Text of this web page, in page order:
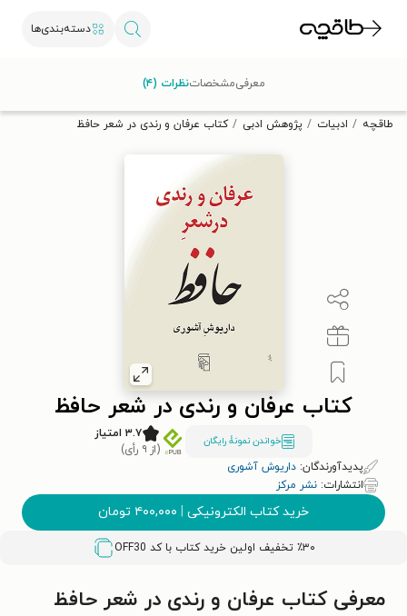
دسته‌بندی‌ها
تخفیف از طاقچه دریافت کن.
طاقچه ادبیات پژوهش ادبی کتاب عرفان و رندی در شعر حافظ
کتاب عرفان و رندی در شعر حافظ
خواندن نمونۀ رایگان
۳.۷ امتیاز
(از ۹ رأی)
پدیدآورندگان: داریوش آشوری
انتشارات: نشر مرکز
خرید کتاب الکترونیکی | ۴۰۰,۰۰۰ تومان
٪۳۰ تخفیف اولین خرید کتاب با کد OFF30
معرفیمشخصاتنظرات (۴)
معرفی کتاب عرفان و رندی در شعر حافظ